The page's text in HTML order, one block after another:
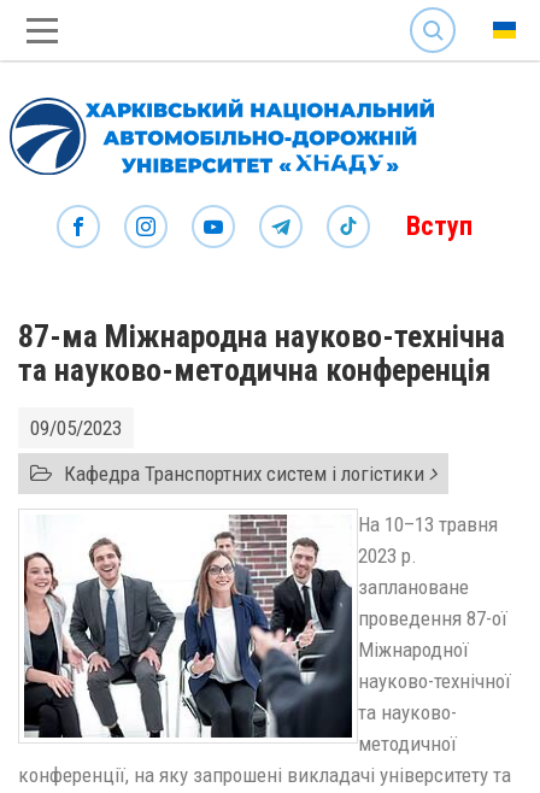
SEARCH
Вступ
87-ма Міжнародна науково-технічна
та науково-методична конференція
09/05/2023
Кафедра Транспортних систем і логістики
На 10–13 травня
2023 р.
заплановане
проведення 87-ої
Міжнародної
науково-технічної
та науково-
методичної
конференції, на яку запрошені викладачі університету та